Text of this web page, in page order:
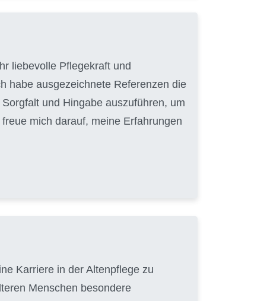
liebevolle Pflegekraft und
habe ausgezeichnete Referenzen die
und Hingabe auszuführen, um
mich darauf, meine Erfahrungen
Karriere in der Altenpflege zu
Menschen besondere